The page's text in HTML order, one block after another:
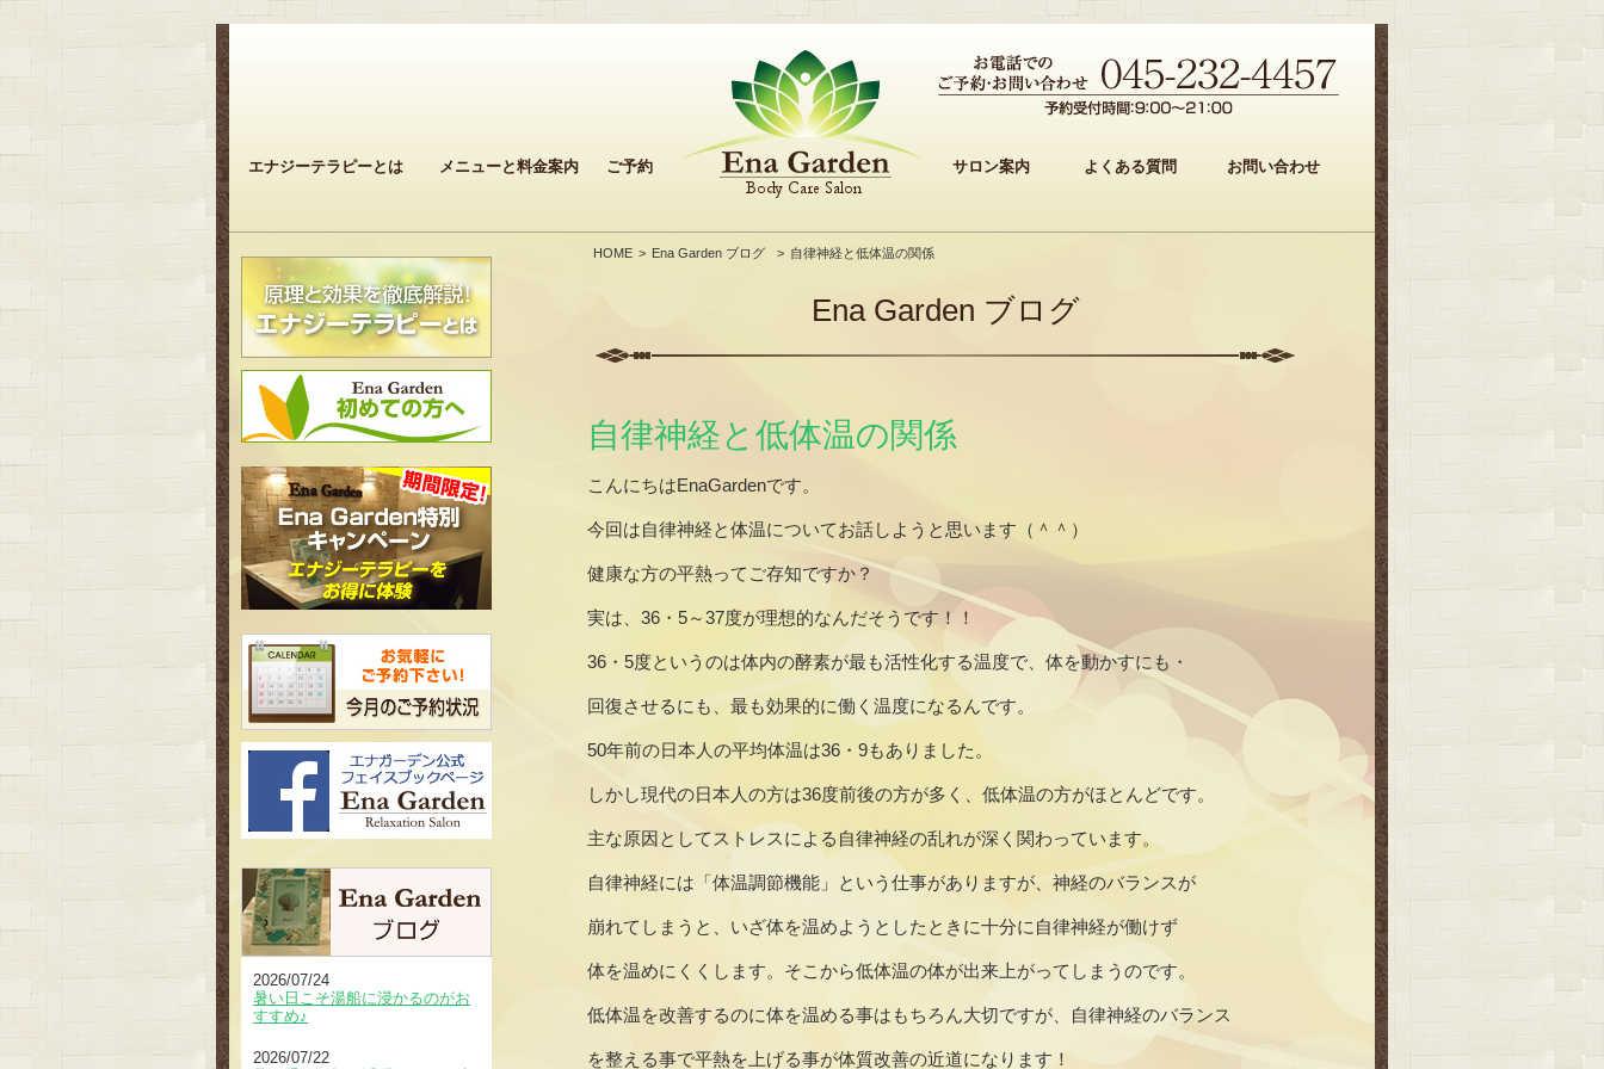
エナジーテラピーとは メニューと料金案内 ご予約 サロン案内 よくある質問 お問い合わせ
Ena Garden ブログ
自律神経と低体温の関係
こんにちはEnaGardenです。
今回は自律神経と体温についてお話しようと思います（＾＾）
健康な方の平熱ってご存知ですか？
実は、36・5～37度が理想的なんだそうです！！
36・5度というのは体内の酵素が最も活性化する温度で、体を動かすにも・
回復させるにも、最も効果的に働く温度になるんです。
50年前の日本人の平均体温は36・9もありました。
しかし現代の日本人の方は36度前後の方が多く、低体温の方がほとんどです。
主な原因としてストレスによる自律神経の乱れが深く関わっています。
自律神経には「体温調節機能」という仕事がありますが、神経のバランスが
崩れてしまうと、いざ体を温めようとしたときに十分に自律神経が働けず
体を温めにくくします。そこから低体温の体が出来上がってしまうのです。
低体温を改善するのに体を温める事はもちろん大切ですが、自律神経のバランス
を整える事で平熱を上げる事が体質改善の近道になります！
HOME Ena Garden ブログ 自律神経と低体温の関係
2026/07/24
暑い日こそ湯船に浸かるのがお
すすめ♪
2026/07/22